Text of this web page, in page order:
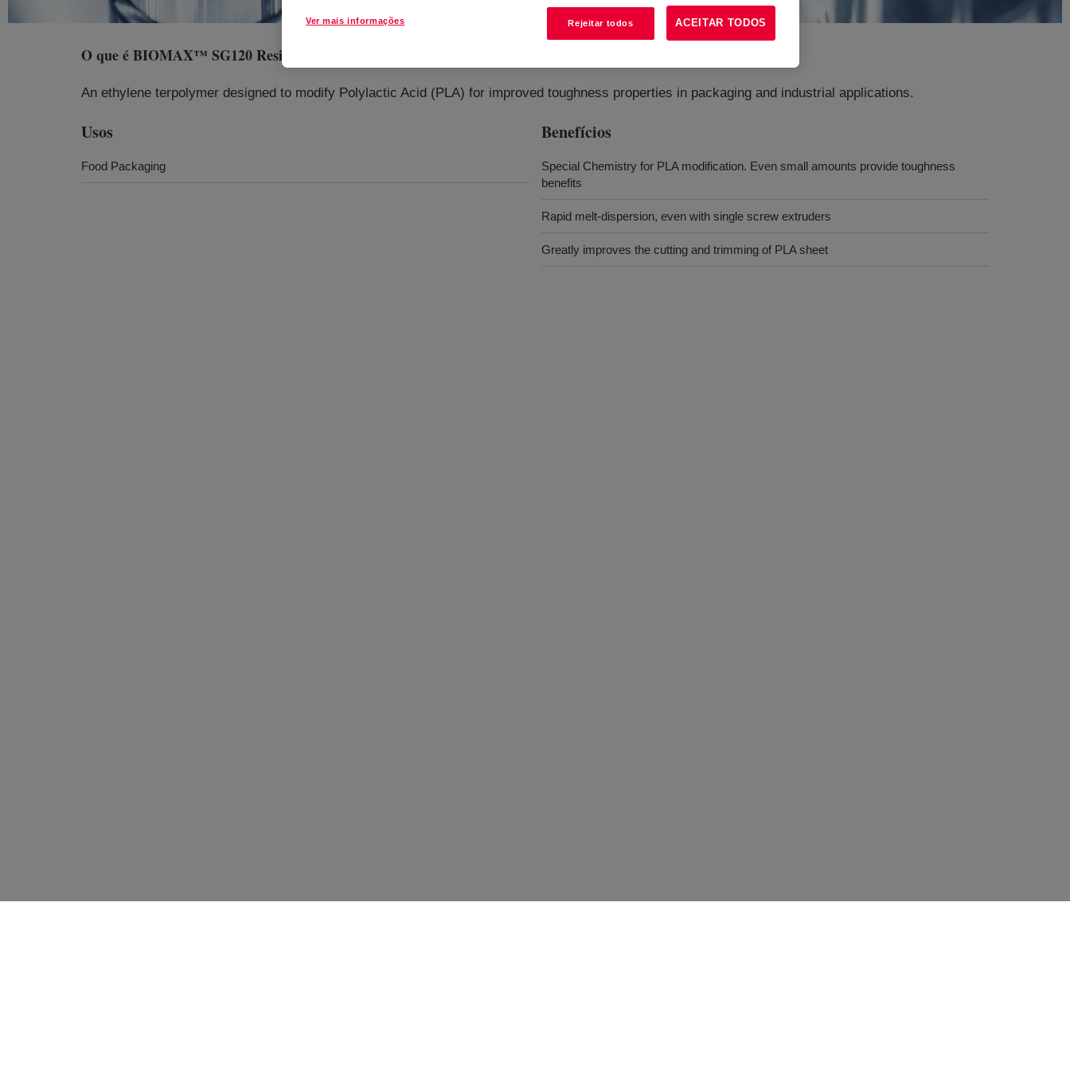
O que éBIOMAX™ SG120 Resin Modifier
An ethylene terpolymer designed to modify Polylactic Acid (PLA) for improved toughness properties in packaging and industrial applications.
Usos
Food Packaging
Benefícios
Special Chemistry for PLA modification. Even small amounts provide toughness
benefits
Rapid melt-dispersion, even with single screw extruders
Greatly improves the cutting and trimming of PLA sheet
Ver mais informações Rejeitar todos ACEITAR TODOS